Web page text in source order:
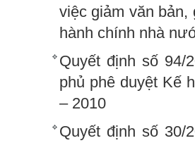
việc giảm văn
hành chính nhà
Quyết định số 94/
phủ phê duyệt Kế
– 2010
Quyết định số 30/